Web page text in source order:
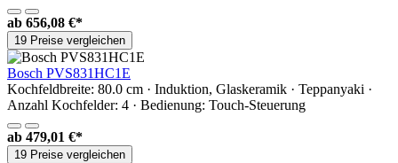
ab 656,08 €*
19 Preise vergleichen
Bosch PVS831HC1E
Kochfeldbreite: 80.0 cm · Induktion, Glaskeramik · Teppanyaki ·
Anzahl Kochfelder: 4 · Bedienung: Touch-Steuerung
ab 479,01 €*
19 Preise vergleichen